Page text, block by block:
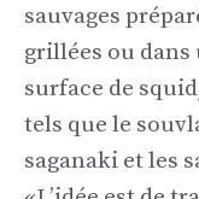
sauvages
grillées ou dans
surface de
tels que le
saganaki et les